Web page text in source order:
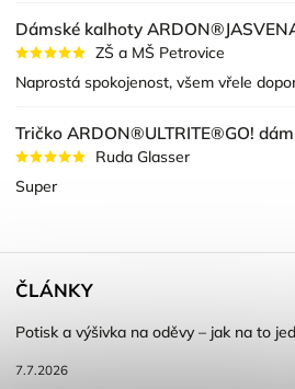
Dámské kalhoty
ZŠ a MŠ Petrovice
Naprostá spokojenost, všem vřele
Tričko ARDON®ULTRITE®GO!
Ruda Glasser
Super
ČLÁNKY
Potisk a výšivka na oděvy – jak na to
7.7.2026